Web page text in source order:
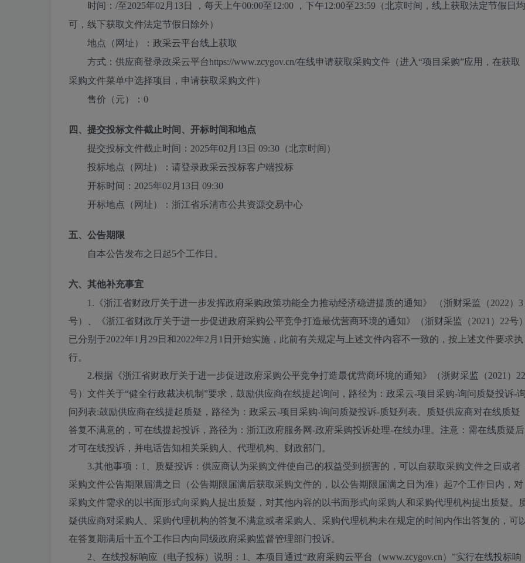
时间： /至2025年02月13日 ，每天上午00:00至12:00 ，下午12:00至23:59 （北京时间，线上获取法定节假日均
可，线下获取文件法定节假日除外）
地点（网址）： 政采云平台线上获取
方式： 供应商登录政采云平台https://www.zcygov.cn/在线申请获取采购文件（进入“项目采购”应用，在获取
采购文件菜单中选择项目，申请获取采购文件）
售价（元）： 0
四、提交投标文件截止时间、开标时间和地点
提交投标文件截止时间： 2025年02月13日 09:30 （北京时间）
投标地点（网址）： 请登录政采云投标客户端投标
开标时间： 2025年02月13日 09:30
开标地点（网址）： 浙江省乐清市公共资源交易中心
五、公告期限
自本公告发布之日起5个工作日。
六、其他补充事宜
1.《浙江省财政厅关于进一步发挥政府采购政策功能全力推动经济稳进提质的通知》 （浙财采监（2022）3
号）、《浙江省财政厅关于进一步促进政府采购公平竞争打造最优营商环境的通知》（浙财采监（2021）22号）
已分别于2022年1月29日和2022年2月1日开始实施，此前有关规定与上述文件内容不一致的，按上述文件要求执
行。
2.根据《浙江省财政厅关于进一步促进政府采购公平竞争打造最优营商环境的通知》（浙财采监（2021）22
号）文件关于“健全行政裁决机制”要求，鼓励供应商在线提起询问，路径为：政采云-项目采购-询问质疑投诉-询
问列表:鼓励供应商在线提起质疑，路径为：政采云-项目采购-询问质疑投诉-质疑列表。质疑供应商对在线质疑
答复不满意的，可在线提起投诉，路径为：浙江政府服务网-政府采购投诉处理-在线办理。注意：需在线质疑后
才可在线投诉，并电话告知相关采购人、代理机构、财政部门。
3.其他事项：1、质疑投诉：供应商认为采购文件使自己的权益受到损害的，可以自获取采购文件之日或者
采购文件公告期限届满之日（公告期限届满后获取采购文件的，以公告期限届满之日为准）起7个工作日内，对
采购文件需求的以书面形式向采购人提出质疑，对其他内容的以书面形式向采购人和采购代理机构提出质疑。
疑供应商对采购人、采购代理机构的答复不满意或者采购人、采购代理机构未在规定的时间内作出答复的，可
在答复期满后十五个工作日内向同级政府采购监督管理部门投诉。
2、在线投标响应（电子投标）说明：1、本项目通过“政府采购云平台（www.zcygov.cn）”实行在线投标响